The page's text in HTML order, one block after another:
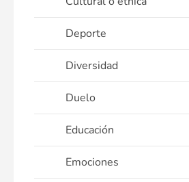
Deporte
Diversidad
Duelo
Educación
Emociones